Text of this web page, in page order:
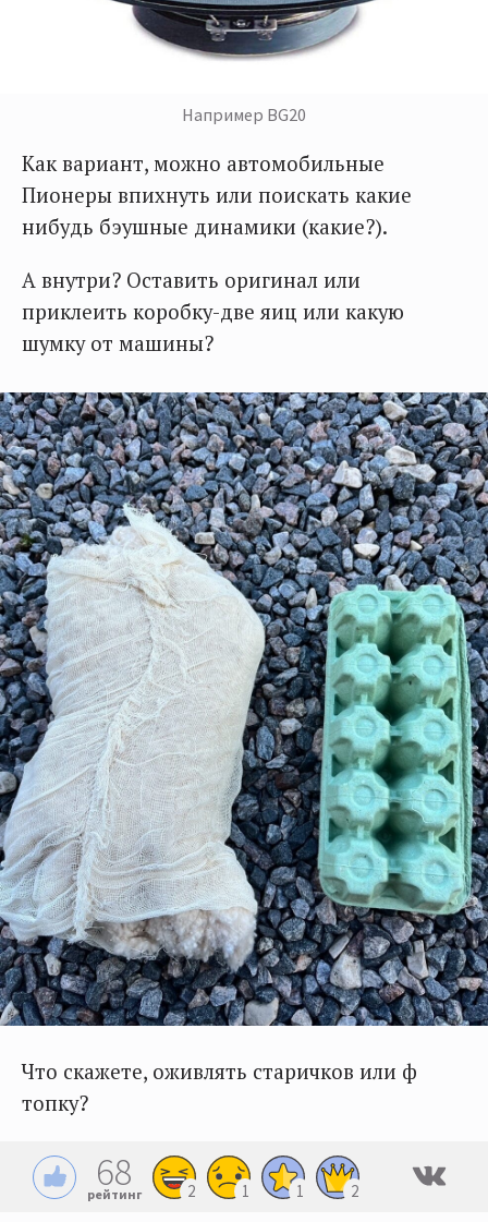
Например BG20
Как вариант, можно автомобильные
Пионеры впихнуть или поискать какие
нибудь бэушные динамики (какие?).
А внутри? Оставить оригинал или
приклеить коробку-две яиц или какую
шумку от машины?
Что скажете, оживлять старичков или ф
топку?
68
рейтинг 2 1 1 2